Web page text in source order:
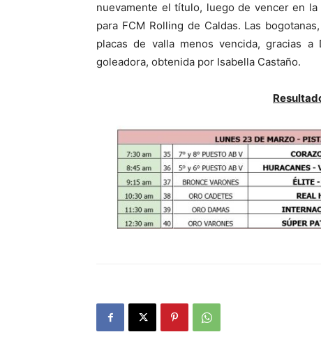
nuevamente el título, luego de vencer en
para FCM Rolling de Caldas. Las
placas de valla menos vencida, gracias
goleadora, obtenida por Isabella Castaño.